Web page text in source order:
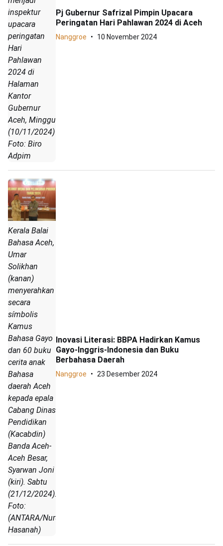
inspektur
upacara
peringatan
Hari
Pahlawan
2024 di
Halaman
Kantor
Gubernur
Aceh, Minggu
(10/11/2024)
Foto: Biro
Adpim
Pj Gubernur Safrizal Pimpin Upacara
Peringatan Hari Pahlawan 2024 di Aceh
Nanggroe 10 November 2024
Kerala Balai
Bahasa Aceh,
Umar
Solikhan
(kanan)
menyerahkan
secara
símbolis
Kamus
Bahasa Gayo
dan 60 buku
cerita anak
Bahasa
daerah Aceh
kepada epala
Cabang Dinas
Pendidikan
(Kacabdin)
Banda Aceh-
Aceh Besar,
Syarwan Joni
(kiri). Sabtu
(21/12/2024).
Foto:
(ANTARA/Nurul
Hasanah)
Inovasi Literasi: BBPA Hadirkan Kamus
Gayo-Inggris-Indonesia dan Buku
Berbahasa Daerah
Nanggroe 23 Desember 2024